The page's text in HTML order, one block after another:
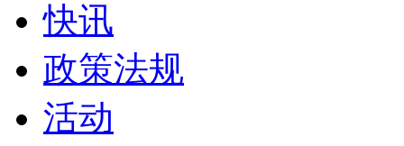
快讯
政策法规
活动